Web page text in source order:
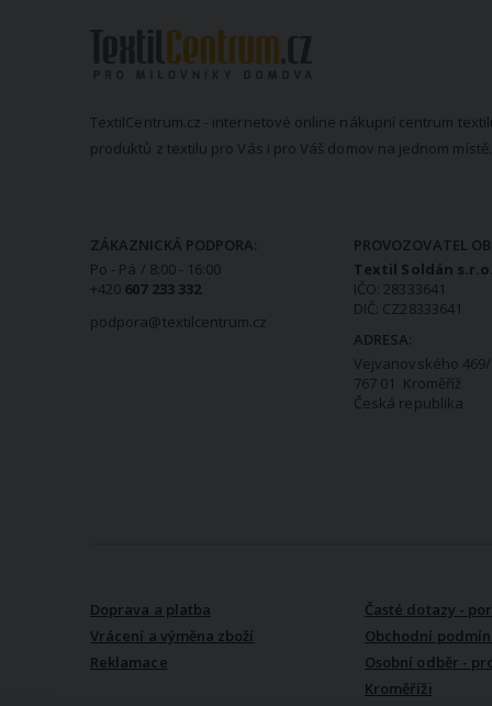
TextilCentrum.cz - internetové online nákupní centrum
produktů z textilu pro Vás i pro Váš domov na jednom místě.
ZÁKAZNICKÁ PODPORA:
Po - Pá / 8:00 - 16:00
+420 607 233 332
podpora@textilcentrum.cz
PROVOZOVATEL
Textil Soldán s.r.o.
IČO: 28333641
DIČ: CZ28333641
ADRESA:
Vejvanovského
767 01 Kroměříž
Česká republika
Doprava a platba
Vrácení a výměna zboží
Reklamace
Časté dotazy -
Obchodní
Osobní odběr -
Kroměříži